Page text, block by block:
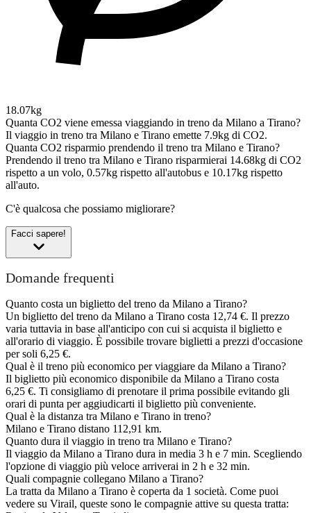
18.07kg
Quanta CO2 viene emessa viaggiando in treno da Milano a Tirano?
Il viaggio in treno tra Milano e Tirano emette 7.9kg di CO2.
Quanta CO2 risparmio prendendo il treno tra Milano e Tirano?
Prendendo il treno tra Milano e Tirano risparmierai 14.68kg di CO2
rispetto a un volo, 0.57kg rispetto all'autobus e 10.17kg rispetto
all'auto.
C'è qualcosa che possiamo migliorare?
Facci sapere!
Domande frequenti
Quanto costa un biglietto del treno da Milano a Tirano?
Un biglietto del treno da Milano a Tirano costa 12,74 €. Il prezzo
varia tuttavia in base all'anticipo con cui si acquista il biglietto e
all'orario di viaggio. È possibile trovare biglietti a prezzi d'occasione
per soli 6,25 €.
Qual è il treno più economico per viaggiare da Milano a Tirano?
Il biglietto più economico disponibile da Milano a Tirano costa
6,25 €. Ti consigliamo di prenotare il prima possibile evitando gli
orari di punta per aggiudicarti il biglietto più conveniente.
Qual è la distanza tra Milano e Tirano in treno?
Milano e Tirano distano 112,91 km.
Quanto dura il viaggio in treno tra Milano e Tirano?
Il viaggio da Milano a Tirano dura in media 3 h e 7 min. Scegliendo
l'opzione di viaggio più veloce arriverai in 2 h e 32 min.
Quali compagnie collegano Milano a Tirano?
La tratta da Milano a Tirano è coperta da 1 società. Come puoi
vedere su Virail, queste sono le compagnie attive su questa tratta: